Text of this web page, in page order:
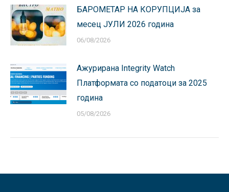
БАРОМЕТАР НА КОРУПЦИЈА за
месец ЈУЛИ 2026 година
06/08/2026
Ажурирана Integrity Watch
Платформата со податоци за 2025
година
05/08/2026